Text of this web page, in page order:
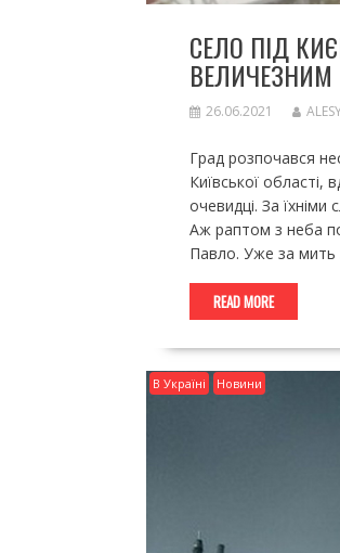
СЕЛО ПІД
ВЕЛИЧЕЗНИМ
26.06.2021
Град розпочався
Київської
очевидці. За
Аж раптом з неба
Павло. Уже за мить
READ MORE
В Україні Новини